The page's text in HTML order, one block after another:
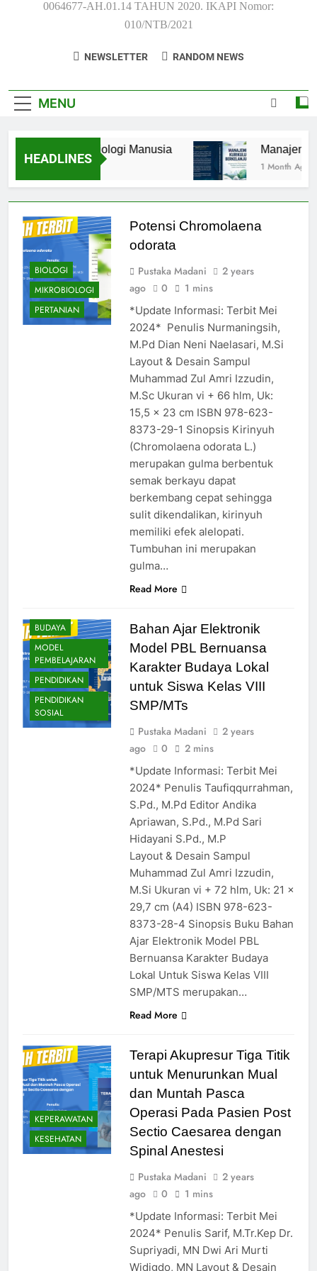
0064677-AH.01.14 TAHUN 2020. IKAPI Nomor:
010/NTB/2021
NEWSLETTER RANDOM NEWS
MENU
HEADLINES
Anatomi dan Fisiologi Manusia
3 Weeks Ago
Manajemen
1 Month Ago
BIOLOGI
MIKROBIOLOGI
PERTANIAN
Potensi Chromolaena
odorata
Pustaka Madani
2 years
ago
0 1 mins
*Update Informasi: Terbit Mei
2024* Penulis Nurmaningsih,
M.Pd Dian Neni Naelasari, M.Si
Layout & Desain Sampul
Muhammad Zul Amri Izzudin,
M.Sc Ukuran vi + 66 hlm, Uk:
15,5 x 23 cm ISBN 978-623-
8373-29-1 Sinopsis Kirinyuh
(Chromolaena odorata L.)
merupakan gulma berbentuk
semak berkayu dapat
berkembang cepat sehingga
sulit dikendalikan, kirinyuh
memiliki efek alelopati.
Tumbuhan ini merupakan
gulma…
Read More
BUDAYA
MODEL
PEMBELAJARAN
PENDIDIKAN
PENDIDIKAN
SOSIAL
Bahan Ajar Elektronik
Model PBL Bernuansa
Karakter Budaya Lokal
untuk Siswa Kelas VIII
SMP/MTs
Pustaka Madani
2 years
ago
0 2 mins
*Update Informasi: Terbit Mei
2024* Penulis Taufiqqurrahman,
S.Pd., M.Pd Editor Andika
Apriawan, S.Pd., M.Pd Sari
Hidayani S.Pd., M.P
Layout & Desain Sampul
Muhammad Zul Amri Izzudin,
M.Si Ukuran vi + 72 hlm, Uk: 21 x
29,7 cm (A4) ISBN 978-623-
8373-28-4 Sinopsis Buku Bahan
Ajar Elektronik Model PBL
Bernuansa Karakter Budaya
Lokal Untuk Siswa Kelas VIII
SMP/MTS merupakan…
Read More
KEPERAWATAN
KESEHATAN
Terapi Akupresur Tiga Titik
untuk Menurunkan Mual
dan Muntah Pasca
Operasi Pada Pasien Post
Sectio Caesarea dengan
Spinal Anestesi
Pustaka Madani
2 years
ago
0 1 mins
*Update Informasi: Terbit Mei
2024* Penulis Sarif, M.Tr.Kep Dr.
Supriyadi, MN Dwi Ari Murti
Widigdo, MN Layout & Desain